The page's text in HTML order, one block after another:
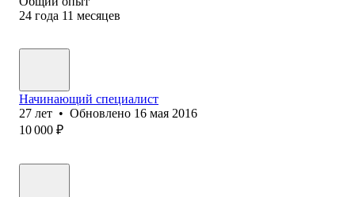
24 года 11 месяцев
Начинающий специалист
27 лет • Обновлено 16 мая 2016
10 000 ₽